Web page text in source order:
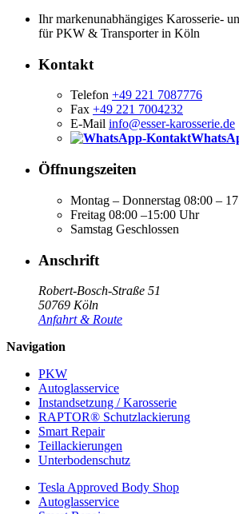
Ihr markenunabhängiges Karosserie-
für PKW & Transporter in Köln
Kontakt
Telefon +49 221 7087776
Fax +49 221 7004232
E-Mail info@esser-karosserie.de
Öffnungszeiten
Montag – Donnerstag 08:00 –
Freitag 08:00 –15:00 Uhr
Samstag Geschlossen
Anschrift
Robert-Bosch-Straße 51
50769 Köln
Anfahrt & Route
Navigation
PKW
Autoglasservice
Instandsetzung / Karosserie
RAPTOR® Schutzlackierung
Smart Repair
Teillackierungen
Unterbodenschutz
Tesla Approved Body Shop
Autoglasservice